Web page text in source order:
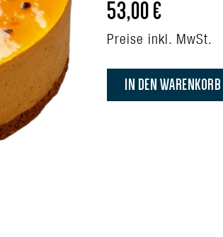
53,00 €
Preise inkl. MwSt.
IN DEN WARENKORB